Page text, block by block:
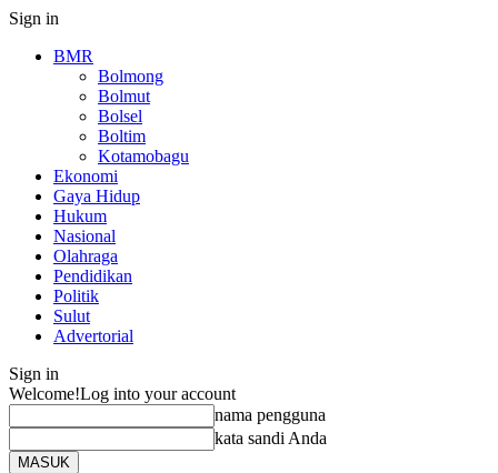
Sign in
BMR
Bolmong
Bolmut
Bolsel
Boltim
Kotamobagu
Ekonomi
Gaya Hidup
Hukum
Nasional
Olahraga
Pendidikan
Politik
Sulut
Advertorial
Sign in
Welcome!Log into your account
nama pengguna
kata sandi Anda